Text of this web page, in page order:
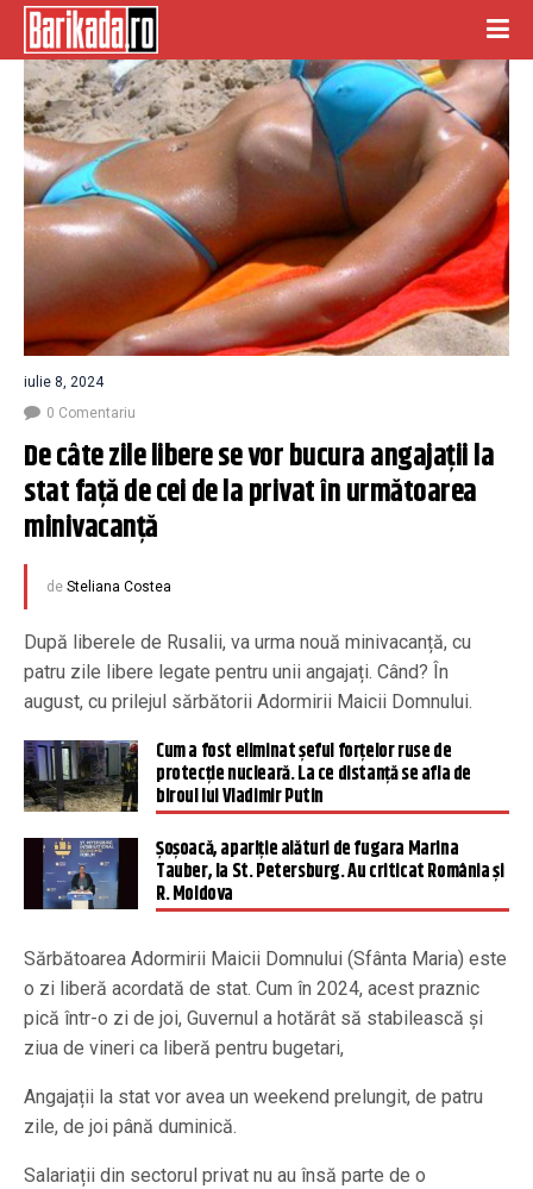
iulie 8, 2024
0 Comentariu
De câte zile libere se vor bucura angajații la
stat față de cei de la privat în următoarea
minivacanță
de Steliana Costea
După liberele de Rusalii, va urma nouă minivacanță, cu
patru zile libere legate pentru unii angajați. Când? În
august, cu prilejul sărbătorii Adormirii Maicii Domnului.
Cum a fost eliminat șeful forţelor ruse de
protecţie nucleară. La ce distanță se afla de
biroul lui Vladimir Putin
Şoşoacă, apariţie alături de fugara Marina
Tauber, la St. Petersburg. Au criticat România şi
R. Moldova
Sărbătoarea Adormirii Maicii Domnului (Sfânta Maria) este
o zi liberă acordată de stat. Cum în 2024, acest praznic
pică într-o zi de joi, Guvernul a hotărât să stabilească și
ziua de vineri ca liberă pentru bugetari,
Angajații la stat vor avea un weekend prelungit, de patru
zile, de joi până duminică.
Salariații din sectorul privat nu au însă parte de o